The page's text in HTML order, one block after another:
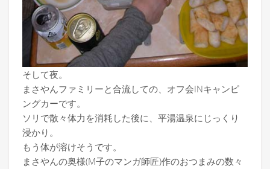
そして夜。
まさやんファミリーと合流しての、オフ会INキャンピ
ングカーです。
ソリで散々体力を消耗した後に、平湯温泉にじっくり
浸かり。
もう体が溶けそうです。
まさやんの奥様(M子のマンガ師匠)作のおつまみの数々